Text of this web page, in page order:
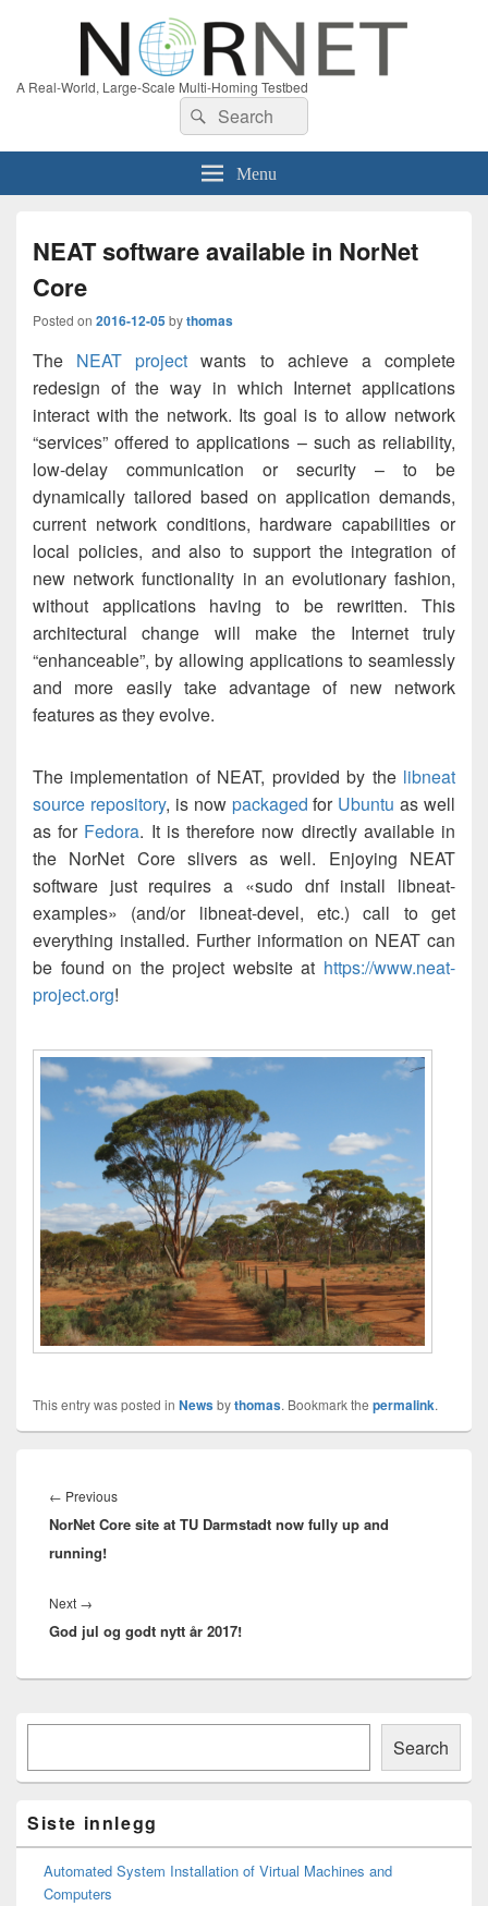
A Real-World, Large-Scale Multi-Homing Testbed
Search
for:
Search
Menu
NEAT software available in NorNet
Core
Posted on 2016-12-05bythomas
The NEAT project wants to achieve a complete
redesign of the way in which Internet applications
interact with the network. Its goal is to allow network
“services” offered to applications – such as reliability,
low-delay communication or security – to be
dynamically tailored based on application demands,
current network conditions, hardware capabilities or
local policies, and also to support the integration of
new network functionality in an evolutionary fashion,
without applications having to be rewritten. This
architectural change will make the Internet truly
“enhanceable”, by allowing applications to seamlessly
and more easily take advantage of new network
features as they evolve.
The implementation of NEAT, provided by the libneat
source repository, is now packaged for Ubuntu as well
as for Fedora. It is therefore now directly available in
the NorNet Core slivers as well. Enjoying NEAT
software just requires a «sudo dnf install libneat-
examples» (and/or libneat-devel, etc.) call to get
everything installed. Further information on NEAT can
be found on the project website at https://www.neat-
project.org!
This entry was posted in Newsbythomas. Bookmark the permalink.
← PreviousPrevious
post:
NorNet Core site at TU Darmstadt now fully up and
running!
Next →
post:
God jul og godt nytt år 2017!
Primary
Area
Search
Siste innlegg
Automated System Installation of Virtual Machines and
Computers